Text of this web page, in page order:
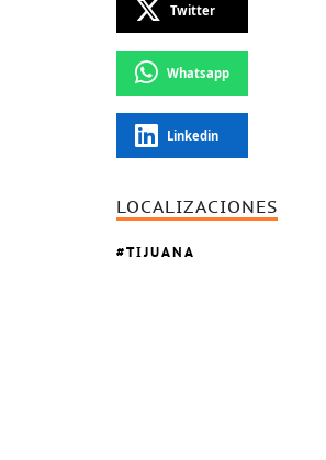
Twitter
Whatsapp
Linkedin
LOCALIZACIONES
TIJUANA